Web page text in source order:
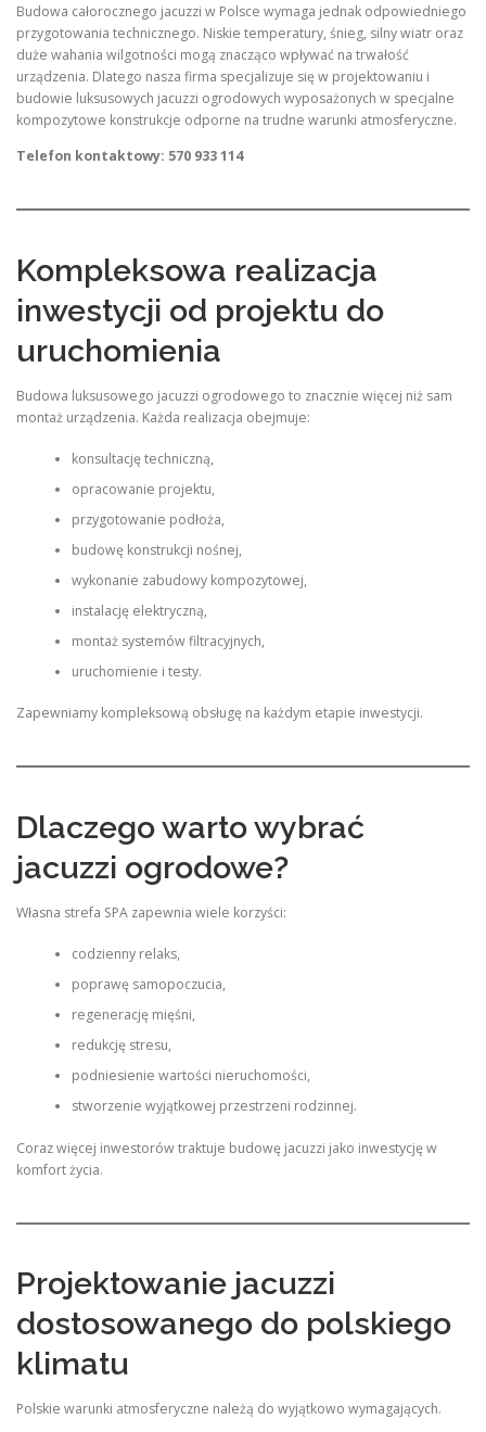
Budowa całorocznego jacuzzi w Polsce wymaga jednak odpowiedniego
przygotowania technicznego. Niskie temperatury, śnieg, silny wiatr oraz
duże wahania wilgotności mogą znacząco wpływać na trwałość
urządzenia. Dlatego nasza firma specjalizuje się w projektowaniu i
budowie luksusowych jacuzzi ogrodowych wyposażonych w specjalne
kompozytowe konstrukcje odporne na trudne warunki atmosferyczne.
Telefon kontaktowy: 570 933 114
Kompleksowa realizacja
inwestycji od projektu do
uruchomienia
Budowa luksusowego jacuzzi ogrodowego to znacznie więcej niż sam
montaż urządzenia. Każda realizacja obejmuje:
konsultację techniczną,
opracowanie projektu,
przygotowanie podłoża,
budowę konstrukcji nośnej,
wykonanie zabudowy kompozytowej,
instalację elektryczną,
montaż systemów filtracyjnych,
uruchomienie i testy.
Zapewniamy kompleksową obsługę na każdym etapie inwestycji.
Dlaczego warto wybrać
jacuzzi ogrodowe?
Własna strefa SPA zapewnia wiele korzyści:
codzienny relaks,
poprawę samopoczucia,
regenerację mięśni,
redukcję stresu,
podniesienie wartości nieruchomości,
stworzenie wyjątkowej przestrzeni rodzinnej.
Coraz więcej inwestorów traktuje budowę jacuzzi jako inwestycję w
komfort życia.
Projektowanie jacuzzi
dostosowanego do polskiego
klimatu
Polskie warunki atmosferyczne należą do wyjątkowo wymagających.